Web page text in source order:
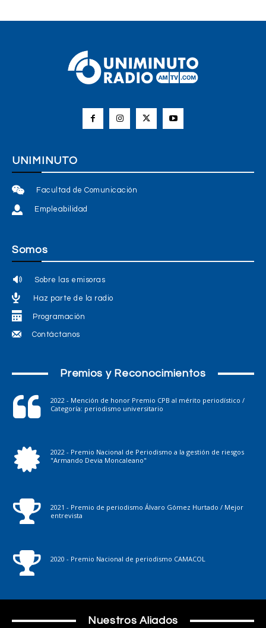
UNIMINUTO
Facultad de Comunicación
Empleabilidad
Somos
Sobre las emisoras
Haz parte de la radio
Programación
Contáctanos
Premios y Reconocimientos
2022 - Mención de honor Premio CPB al mérito periodístico /
Categoría: periodismo universitario
2022 - Premio Nacional de Periodismo a la gestión de riesgos
"Armando Devia Moncaleano"
2021 - Premio de periodismo Álvaro Gómez Hurtado / Mejor
entrevista
2020 - Premio Nacional de periodismo CAMACOL
Nuestros Aliados